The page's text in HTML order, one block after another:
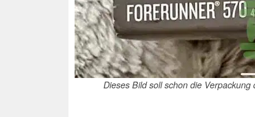
Dieses Bild soll schon die